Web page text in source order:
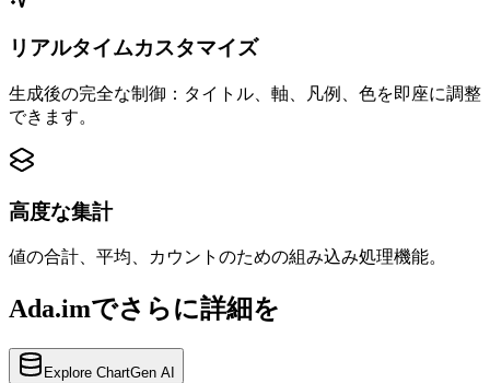
リアルタイムカスタマイズ
生成後の完全な制御：タイトル、軸、凡例、色を即座に調整
できます。
高度な集計
値の合計、平均、カウントのための組み込み処理機能。
Ada.imでさらに詳細を
Explore ChartGen AI